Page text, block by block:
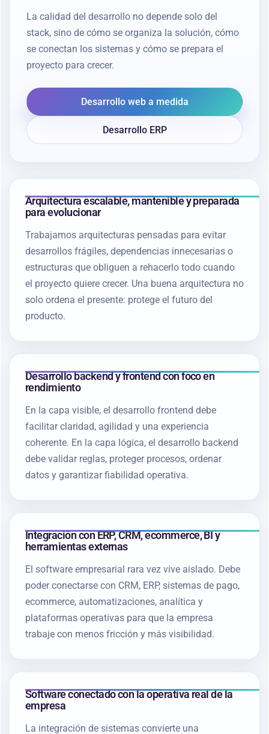
La calidad del desarrollo no depende solo del
stack, sino de cómo se organiza la solución, cómo
se conectan los sistemas y cómo se prepara el
proyecto para crecer.
Desarrollo web a medida
Desarrollo ERP
Arquitectura escalable, mantenible y preparada
para evolucionar
Trabajamos arquitecturas pensadas para evitar
desarrollos frágiles, dependencias innecesarias o
estructuras que obliguen a rehacerlo todo cuando
el proyecto quiere crecer. Una buena arquitectura no
solo ordena el presente: protege el futuro del
producto.
Desarrollo backend y frontend con foco en
rendimiento
En la capa visible, el desarrollo frontend debe
facilitar claridad, agilidad y una experiencia
coherente. En la capa lógica, el desarrollo backend
debe validar reglas, proteger procesos, ordenar
datos y garantizar fiabilidad operativa.
Integración con ERP, CRM, ecommerce, BI y
herramientas externas
El software empresarial rara vez vive aislado. Debe
poder conectarse con CRM, ERP, sistemas de pago,
ecommerce, automatizaciones, analítica y
plataformas operativas para que la empresa
trabaje con menos fricción y más visibilidad.
Software conectado con la operativa real de la
empresa
La integración de sistemas convierte una